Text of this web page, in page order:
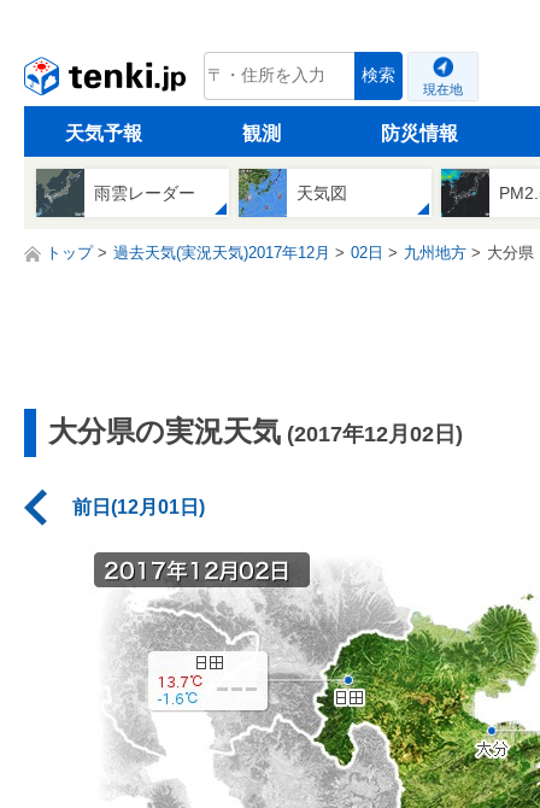
tenki.jp 検索
現在地
天気予報 観測 防災情報
雨雲レーダー 天気図
トップ 過去天気(実況天気)2017年12月 02日 九州地方 大分県
大分県の実況天気 (2017年12月02日)
前日(12月01日)